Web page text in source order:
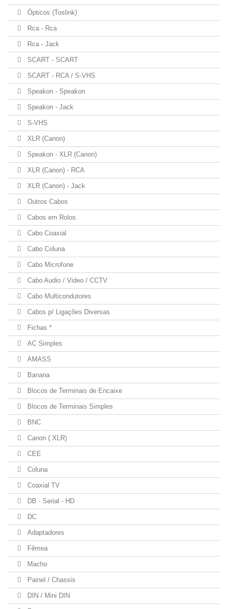
Ópticos (Toslink)
Rca - Rca
Rca - Jack
SCART - SCART
SCART - RCA / S-VHS
Speakon - Speakon
Speakon - Jack
S-VHS
XLR (Canon)
Speakon - XLR (Canon)
XLR (Canon) - RCA
XLR (Canon) - Jack
Outros Cabos
Cabos em Rolos
Cabo Coaxial
Cabo Coluna
Cabo Microfone
Cabo Audio / Video / CCTV
Cabo Multicondutores
Cabos p/ Ligações Diversas
Fichas *
AC Simples
AMASS
Banana
Blocos de Terminais de Encaixe
Blocos de Terminais Simples
BNC
Canon ( XLR)
CEE
Coluna
Coaxial TV
DB - Serial - HD
DC
Adaptadores
Fêmea
Macho
Painel / Chassis
DIN / Mini DIN